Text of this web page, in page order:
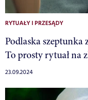
RYTUAŁY I PRZESĄDY
Podlaska szeptunka
To prosty rytuał na
23.09.2024